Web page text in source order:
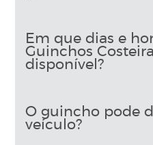
Em que dias e
Guinchos
disponível?
O guincho pode
veículo?